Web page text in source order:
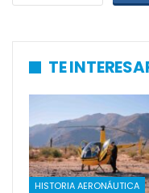
TE
HISTORIA AERONÁUTICA